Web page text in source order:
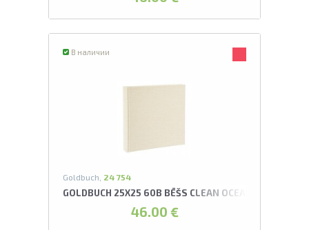
В наличии
Goldbuch, 24 754
GOLDBUCH 25X25 60B BĒŠS CLEAN OCEAN ALBUMS
46.00 €